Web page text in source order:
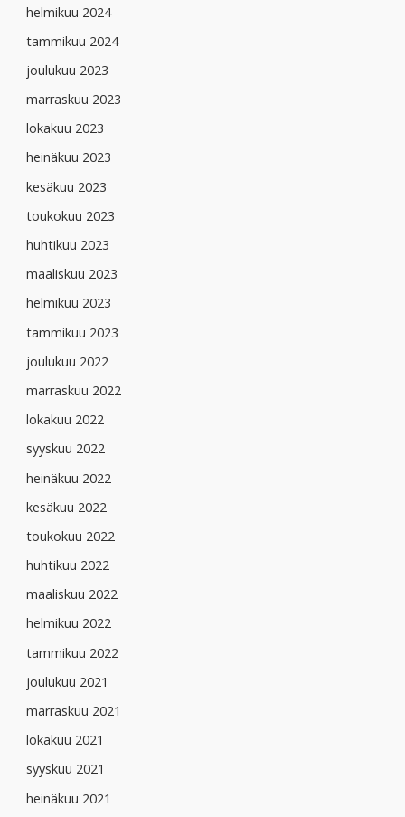
helmikuu 2024
tammikuu 2024
joulukuu 2023
marraskuu 2023
lokakuu 2023
heinäkuu 2023
kesäkuu 2023
toukokuu 2023
huhtikuu 2023
maaliskuu 2023
helmikuu 2023
tammikuu 2023
joulukuu 2022
marraskuu 2022
lokakuu 2022
syyskuu 2022
heinäkuu 2022
kesäkuu 2022
toukokuu 2022
huhtikuu 2022
maaliskuu 2022
helmikuu 2022
tammikuu 2022
joulukuu 2021
marraskuu 2021
lokakuu 2021
syyskuu 2021
heinäkuu 2021